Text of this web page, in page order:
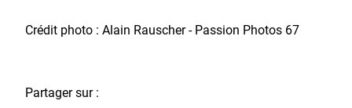
Crédit photo : Alain Rauscher - Passion Photos 67
Partager sur :